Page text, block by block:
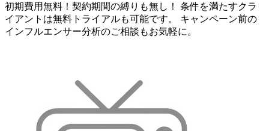
初期費用無料！契約期間の縛りも無し！ 条件を満たすクラ
イアントは無料トライアルも可能です。 キャンペーン前の
インフルエンサー分析のご相談もお気軽に。